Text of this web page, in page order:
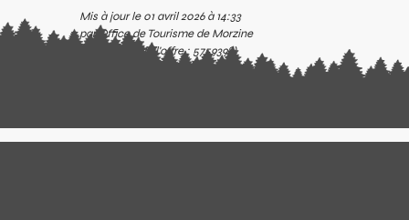
Mis à jour le 01 avril 2026 à 14:33
par Office de Tourisme de Morzine
(Identifiant de l'offre : 5759398)